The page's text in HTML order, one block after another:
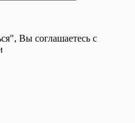
Вы соглашаетесь с